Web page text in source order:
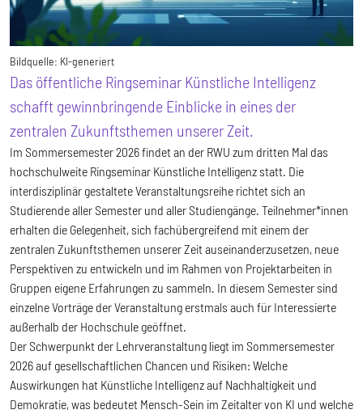
Bildquelle: KI-generiert
Das öffentliche Ringseminar Künstliche Intelligenz
schafft gewinnbringende Einblicke in eines der
zentralen Zukunftsthemen unserer Zeit.
Im Sommersemester 2026 findet an der RWU zum dritten Mal das
hochschulweite Ringseminar Künstliche Intelligenz statt. Die
interdisziplinär gestaltete Veranstaltungsreihe richtet sich an
Studierende aller Semester und aller Studiengänge. Teilnehmer*innen
erhalten die Gelegenheit, sich fachübergreifend mit einem der
zentralen Zukunftsthemen unserer Zeit auseinanderzusetzen, neue
Perspektiven zu entwickeln und im Rahmen von Projektarbeiten in
Gruppen eigene Erfahrungen zu sammeln. In diesem Semester sind
einzelne Vorträge der Veranstaltung erstmals auch für Interessierte
außerhalb der Hochschule geöffnet.
Der Schwerpunkt der Lehrveranstaltung liegt im Sommersemester
2026 auf gesellschaftlichen Chancen und Risiken: Welche
Auswirkungen hat Künstliche Intelligenz auf Nachhaltigkeit und
Demokratie, was bedeutet Mensch-Sein im Zeitalter von KI und welche